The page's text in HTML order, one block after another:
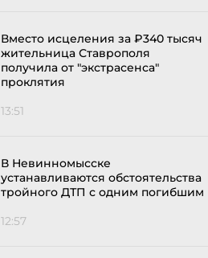
Вместо исцеления за ₽340 тысяч
жительница Ставрополя
получила от "экстрасенса"
проклятия
13:51
В Невинномысске
устанавливаются обстоятельства
тройного ДТП с одним погибшим
12:57